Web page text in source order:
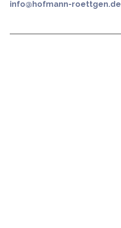
info@hofmann-roettgen.de